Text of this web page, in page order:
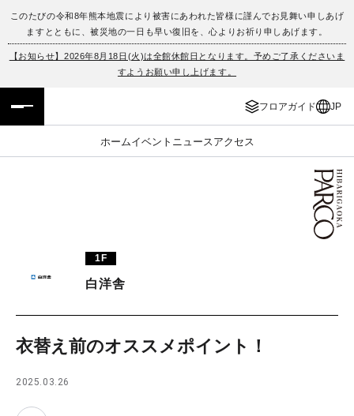
このたびの令和8年熊本地震により被害にあわれた皆様に謹んでお見舞い申しあげ
ますとともに、被災地の一日も早い復旧を、心よりお祈り申しあげます。
【お知らせ】2026年8月18日(火)は全館休館日となります。予めご了承くださいま
すようお願い申し上げます。
フロアガイド JP
ホームイベント ニュース アクセス
フロアガイド
イベント・ポップアップ
ニュース
PARCOメンバーズ
ENGLISH
簡体字
한국어
1F
白洋舎
衣替え前のオススメポイント！
2025.03.26